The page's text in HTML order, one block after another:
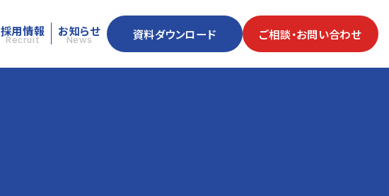
採用情報
Recruit
お知らせ
News 資料ダウンロード ご相談・お問い合わせ